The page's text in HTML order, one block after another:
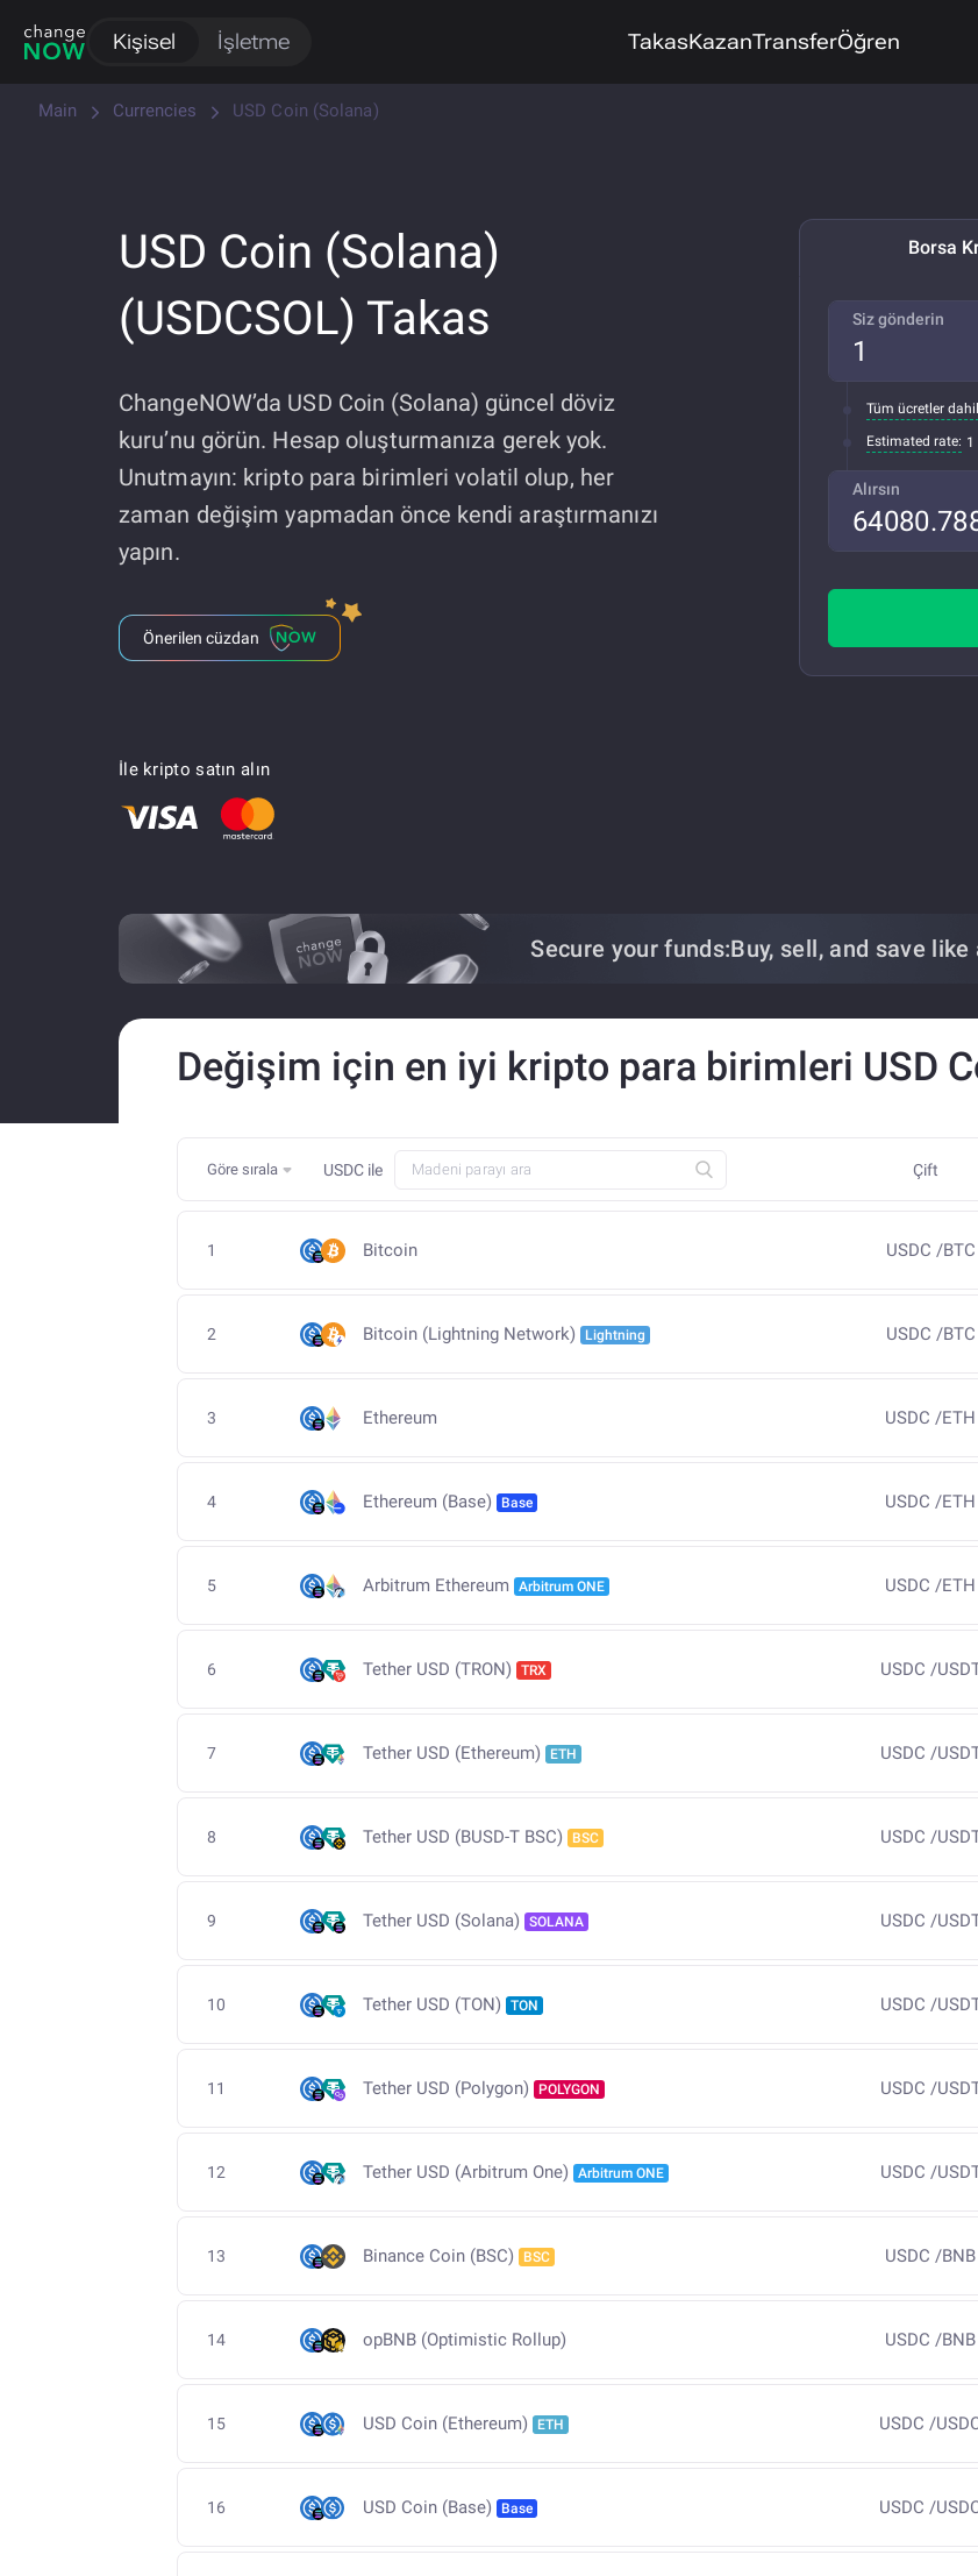
Kişisel İşletme TakasKazanTransferÖğren
Main Currencies USD Coin (Solana)
USD Coin (Solana)
(USDCSOL) Takas
ChangeNOW’da USD Coin (Solana) güncel döviz
kuru’nu görün. Hesap oluşturmanıza gerek yok.
Unutmayın: kripto para birimleri volatil olup, her
zaman değişim yapmadan önce kendi araştırmanızı
yapın.
Önerilen cüzdan
Borsa
Siz gönderin
Tüm ücretler dahil
Estimated rate: 1
Alırsın
İle kripto satın alın
Secure your funds:Buy, sell, and save like
Değişim için en iyi kripto para birimleri USD
Göre sırala USDC ile Çift
1 Bitcoin USDC /BTC
2 Bitcoin (Lightning Network) Lightning USDC /BTC
3 Ethereum USDC /ETH
4 Ethereum (Base) Base USDC /ETH
5 Arbitrum Ethereum Arbitrum ONE USDC /ETH
6 Tether USD (TRON) TRX USDC /
7 Tether USD (Ethereum) ETH USDC /
8 Tether USD (BUSD-T BSC) BSC USDC /
9 Tether USD (Solana) SOLANA USDC /
10 Tether USD (TON) TON USDC /
11 Tether USD (Polygon) POLYGON USDC /
12 Tether USD (Arbitrum One) Arbitrum ONE USDC /
13 Binance Coin (BSC) BSC USDC /BNB
14 opBNB (Optimistic Rollup) USDC /BNB
15 USD Coin (Ethereum) ETH USDC /
16 USD Coin (Base) Base USDC /